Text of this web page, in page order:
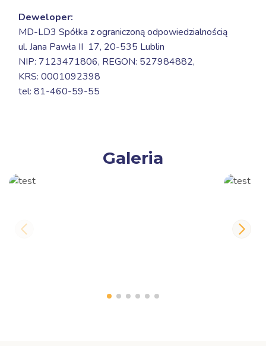
Deweloper:
MD-LD3 Spółka z ograniczoną odpowiedzialnością
ul. Jana Pawła II 17, 20-535 Lublin
NIP: 7123471806, REGON: 527984882,
KRS: 0001092398
tel: 81-460-59-55
Galeria